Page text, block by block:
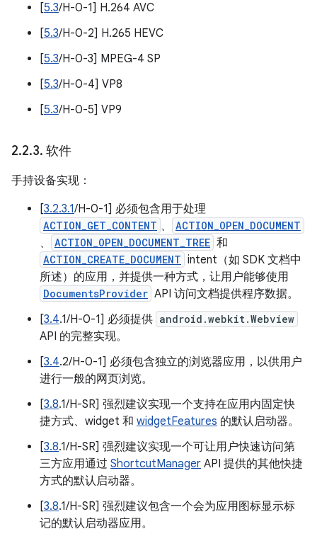
[5.3/H-0-1] H.264 AVC
[5.3/H-0-2] H.265 HEVC
[5.3/H-0-3] MPEG-4 SP
[5.3/H-0-4] VP8
[5.3/H-0-5] VP9
2.2.3. 软件
手持设备实现：
[3.2.3.1/H-0-1] 必须包含用于处理
ACTION_GET_CONTENT 、 ACTION_OPEN_DOCUMENT
、 ACTION_OPEN_DOCUMENT_TREE 和
ACTION_CREATE_DOCUMENT intent（如 SDK 文档中
所述）的应用，并提供一种方式，让用户能够使用
DocumentsProvider API 访问文档提供程序数据。
[3.4.1/H-0-1] 必须提供 android.webkit.Webview
API 的完整实现。
[3.4.2/H-0-1] 必须包含独立的浏览器应用，以供用户
进行一般的网页浏览。
[3.8.1/H-SR] 强烈建议实现一个支持在应用内固定快
捷方式、widget 和 widgetFeatures 的默认启动器。
[3.8.1/H-SR] 强烈建议实现一个可让用户快速访问第
三方应用通过 ShortcutManager API 提供的其他快捷
方式的默认启动器。
[3.8.1/H-SR] 强烈建议包含一个会为应用图标显示标
记的默认启动器应用。